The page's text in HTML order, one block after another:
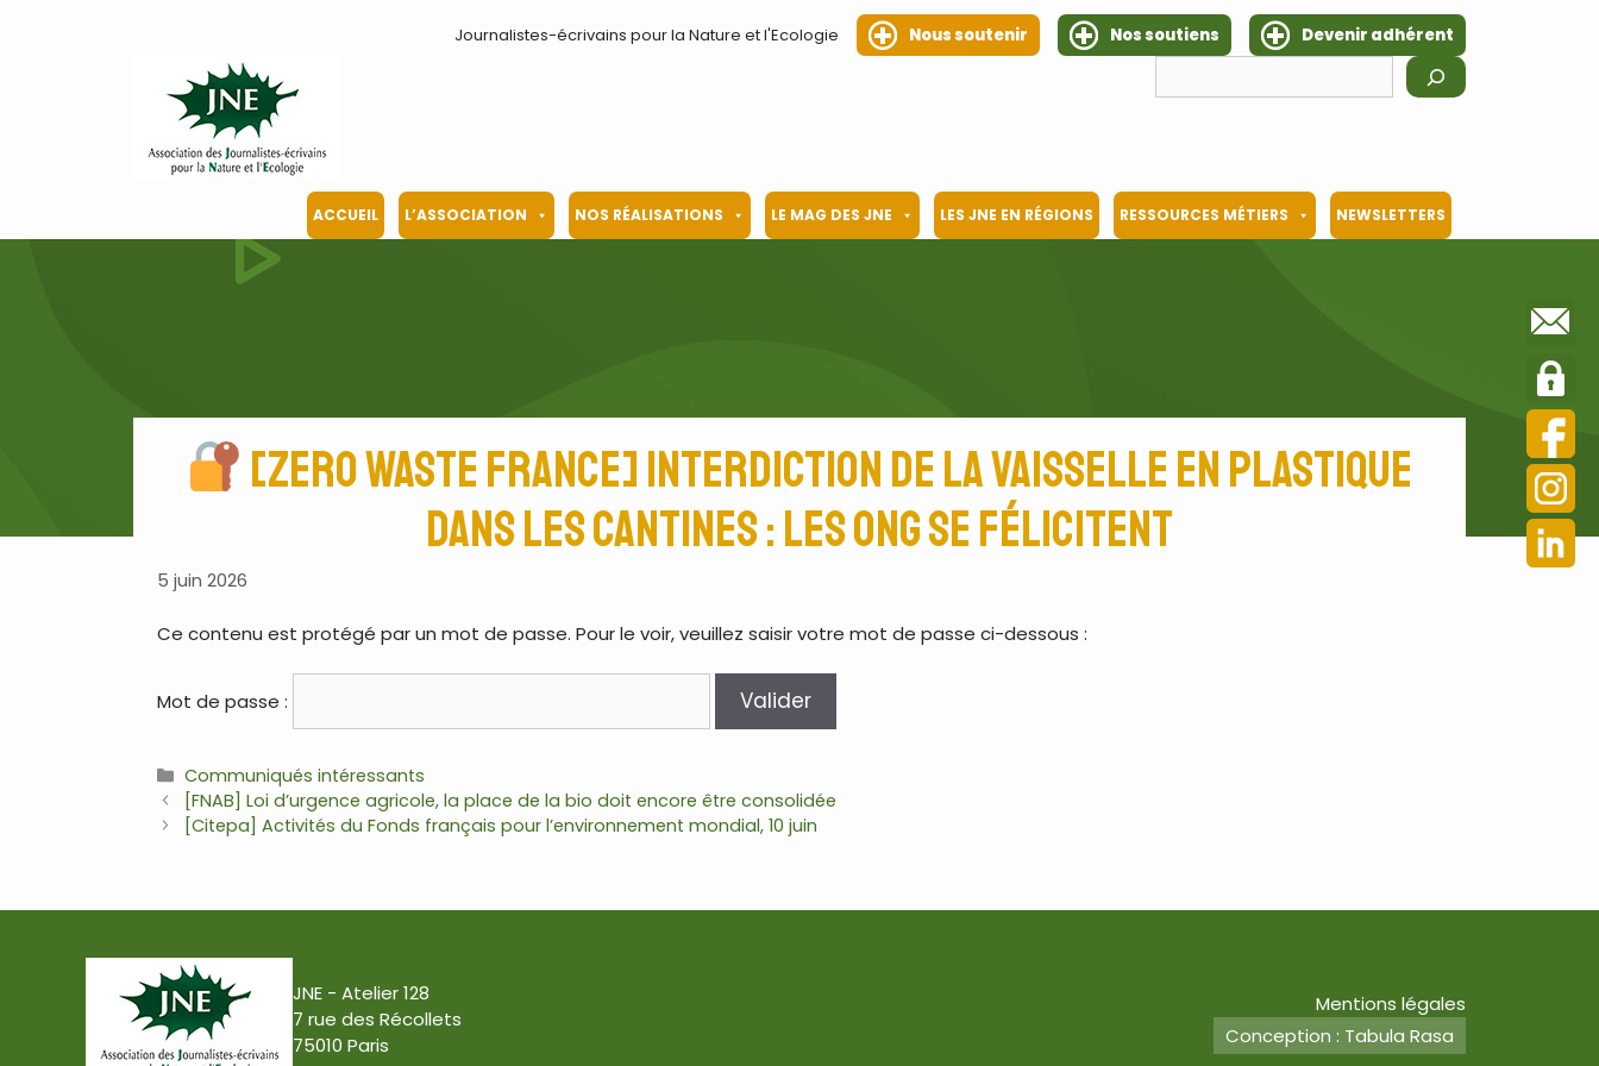
Journalistes-écrivains pour la Nature et l'Ecologie Nous soutenir Nos soutiens Devenir adhérent
ACCUEIL L’ASSOCIATION NOS RÉALISATIONS LE MAG DES JNE LES JNE EN RÉGIONS RESSOURCES MÉTIERS NEWSLETTERS
[Zero Waste France] Interdiction de la vaisselle en plastique
dans les cantines : les ONG se félicitent
5 juin 2026
Ce contenu est protégé par un mot de passe. Pour le voir, veuillez saisir votre mot de passe ci-dessous :
Mot de passe :
Communiqués intéressants
[FNAB] Loi d’urgence agricole, la place de la bio doit encore être consolidée
[Citepa] Activités du Fonds français pour l’environnement mondial, 10 juin
JNE - Atelier 128
7 rue des Récollets
75010 Paris
Mentions légales
Conception : Tabula Rasa